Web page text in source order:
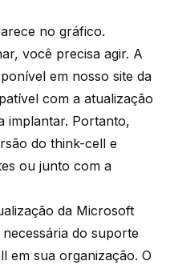
no gráfico.
você precisa agir. A
em nosso site da
com a atualização
implantar. Portanto,
do think-cell e
ou junto com a
da Microsoft
do suporte
em sua organização. O